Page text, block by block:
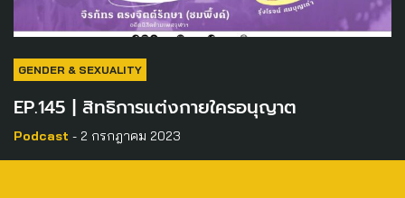
GENDER & SEXUALITY
EP.145 | สิทธิการแต่งกายใครอนุญาต
Podcast - 2 กรกฎาคม 2023